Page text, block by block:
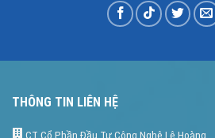
THÔNG TIN LIÊN HỆ
CT Cổ Phần Đầu Tư Công Nghệ Lê Hoàng